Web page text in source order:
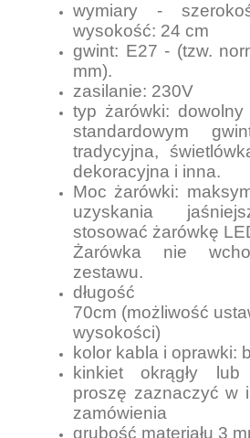
wymiary -
wysokość: 24 cm
gwint: E27 - (tzw.
mm).
zasilanie: 230V
typ żarówki:
standardowym
tradycyjna,
dekoracyjna i inna.
Moc żarówki:
uzyskania
stosować żarówkę
Żarówka nie
zestawu.
długość
70cm (możliwość
wysokości)
kolor kabla i oprawki:
kinkiet okrągły
proszę zaznaczyć w
zamówienia
grubość materiału 3